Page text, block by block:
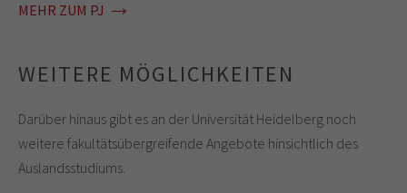
MEHR ZUM PJ
WEITERE MÖGLICHKEITEN
Darüber hinaus gibt es an der Universität Heidelberg noch
weitere fakultätsübergreifende Angebote hinsichtlich des
Auslandsstudiums.